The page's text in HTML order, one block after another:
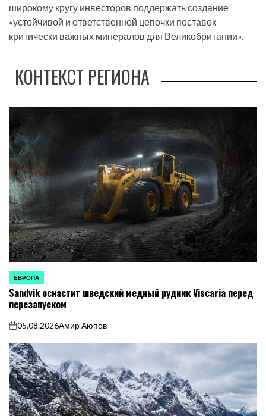
широкому кругу инвесторов поддержать создание
«устойчивой и ответственной цепочки поставок
критически важных минералов для Великобритании».
КОНТЕКСТ РЕГИОНА
ОПУБЛИКОВАНО
В
ЕВРОПА
Sandvik оснастит шведский медный рудник Viscaria перед
перезапуском
on
05.08.2026Амир Аюпов